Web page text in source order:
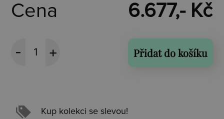
Cena 6.677,- Kč
Přidat do košíku
Kup kolekci se slevou!